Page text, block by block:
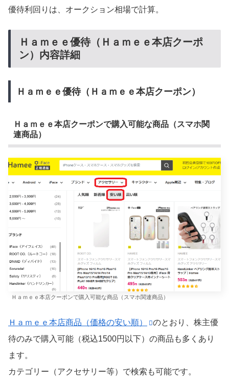
優待利回りは、オークション相場で計算。
Ｈａｍｅｅ優待（Ｈａｍｅｅ本店クーポ
ン）内容詳細
Ｈａｍｅｅ優待（Ｈａｍｅｅ本店クーポン）
Ｈａｍｅｅ本店クーポンで購入可能な商品（スマホ関
連商品）
Ｈａｍｅｅ本店クーポンで購入可能な商品（スマホ関連商品）
Ｈａｍｅｅ本店商品（価格の安い順）
のとおり、株主優
待のみで購入可能（税込1500円以下）の商品も多くあり
ます。
カテゴリー（アクセサリー等）で検索も可能です。